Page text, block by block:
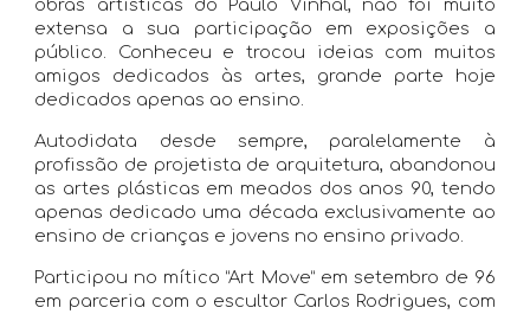
obras artísticas do Paulo Vinhal, não foi muito
extensa a sua participação em exposições a
público. Conheceu e trocou ideias com muitos
amigos dedicados às artes, grande parte hoje
dedicados apenas ao ensino.
Autodidata desde sempre, paralelamente à
profissão de projetista de arquitetura, abandonou
as artes plásticas em meados dos anos 90, tendo
apenas dedicado uma década exclusivamente ao
ensino de crianças e jovens no ensino privado.
Participou no mítico “Art Move” em setembro de 96
em parceria com o escultor Carlos Rodrigues, com